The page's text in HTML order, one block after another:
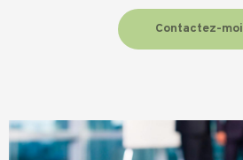
Contactez-moi